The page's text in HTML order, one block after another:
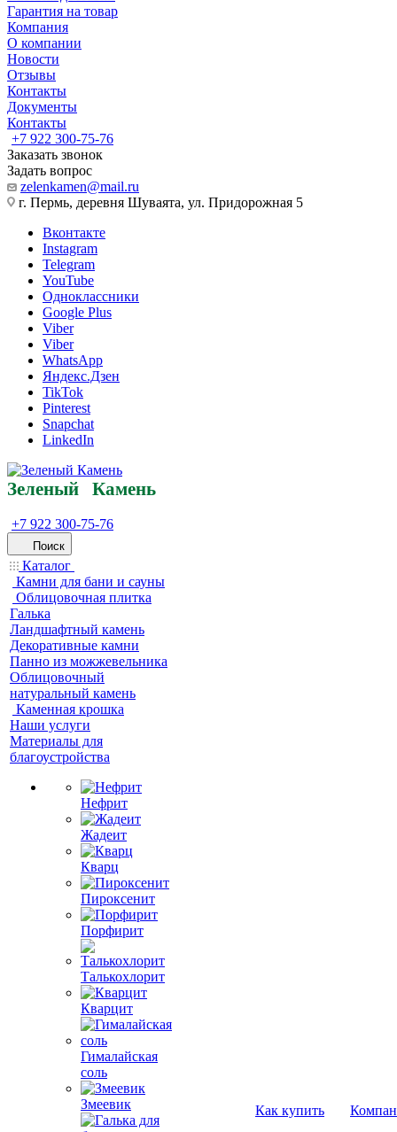
Гарантия на товар
Компания
О компании
Новости
Отзывы
Контакты
Документы
Контакты
+7 922 300-75-76
Заказать звонок
Задать вопрос
zelenkamen@mail.ru
г. Пермь, деревня Шуваята, ул. Придорожная 5
Вконтакте
Instagram
Telegram
YouTube
Одноклассники
Google Plus
Viber
Viber
WhatsApp
Яндекс.Дзен
TikTok
Pinterest
Snapchat
LinkedIn
Зеленый Камень
+7 922 300-75-76
Поиск
Каталог
Камни для бани и сауны
Облицовочная плитка
Галька
Ландшафтный камень
Декоративные камни
Панно из можжевельника
Облицовочный
натуральный камень
Каменная крошка
Наши услуги
Материалы для
благоустройства
Нефрит
Жадеит
Кварц
Пироксенит
Порфирит
Талькохлорит
Кварцит
Гималайская
соль
Змеевик
Как купить